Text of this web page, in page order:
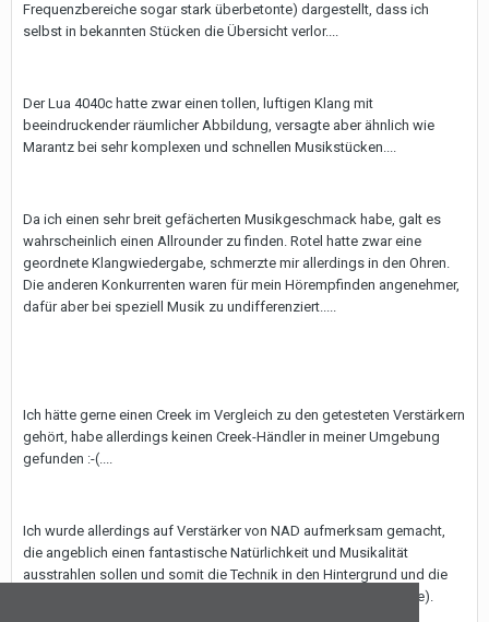
Frequenzbereiche sogar stark überbetonte) dargestellt, dass ich
selbst in bekannten Stücken die Übersicht verlor....
Der Lua 4040c hatte zwar einen tollen, luftigen Klang mit
beeindruckender räumlicher Abbildung, versagte aber ähnlich wie
Marantz bei sehr komplexen und schnellen Musikstücken....
Da ich einen sehr breit gefächerten Musikgeschmack habe, galt es
wahrscheinlich einen Allrounder zu finden. Rotel hatte zwar eine
geordnete Klangwiedergabe, schmerzte mir allerdings in den Ohren.
Die anderen Konkurrenten waren für mein Hörempfinden angenehmer,
dafür aber bei speziell Musik zu undifferenziert.....
Ich hätte gerne einen Creek im Vergleich zu den getesteten Verstärkern
gehört, habe allerdings keinen Creek-Händler in meiner Umgebung
gefunden :-(....
Ich wurde allerdings auf Verstärker von NAD aufmerksam gemacht,
die angeblich einen fantastische Natürlichkeit und Musikalität
ausstrahlen sollen und somit die Technik in den Hintergrund und die
Musik in den Vordergrund stellen (wie es ja eigentlich sein sollte).